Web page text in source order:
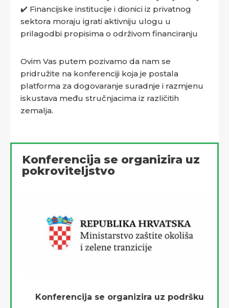
✔️ Financijske institucije i dionici iz privatnog
sektora moraju igrati aktivniju ulogu u
prilagodbi propisima o održivom financiranju
Ovim Vas putem pozivamo da nam se
pridružite na konferenciji koja je postala
platforma za dogovaranje suradnje i razmjenu
iskustava među stručnjacima iz različitih
zemalja.
Konferencija se organizira uz
pokroviteljstvo
Konferencija se organizira uz podršku